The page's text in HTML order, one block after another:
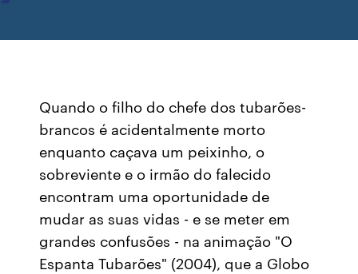
Quando o filho do chefe dos tubarões-
brancos é acidentalmente morto
enquanto caçava um peixinho, o
sobreviente e o irmão do falecido
encontram uma oportunidade de
mudar as suas vidas - e se meter em
grandes confusões - na animação "O
Espanta Tubarões" (2004), que a Globo